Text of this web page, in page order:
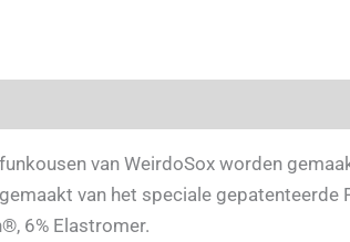
van WeirdoSox worden
van het speciale gepatenteerde
6% Elastromer.